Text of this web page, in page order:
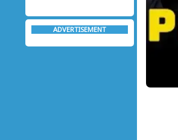
ADVERTISEMENT